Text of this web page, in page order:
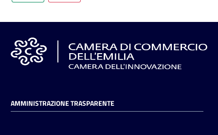
territorio
Tutelare
l'Impresa
AMMINISTRAZIONE TRASPARENTE